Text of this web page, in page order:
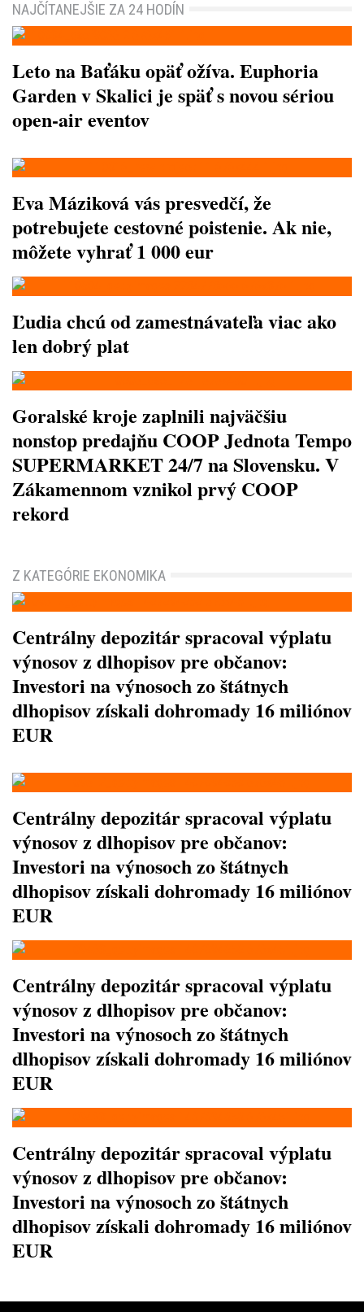
NAJČÍTANEJŠIE ZA 24 HODÍN
Leto na Baťáku opäť ožíva. Euphoria
Garden v Skalici je späť s novou sériou
open-air eventov
Eva Máziková vás presvedčí, že
potrebujete cestovné poistenie. Ak nie,
môžete vyhrať 1 000 eur
Ľudia chcú od zamestnávateľa viac ako
len dobrý plat
Goralské kroje zaplnili najväčšiu
nonstop predajňu COOP Jednota Tempo
SUPERMARKET 24/7 na Slovensku. V
Zákamennom vznikol prvý COOP
rekord
Z KATEGÓRIE EKONOMIKA
Centrálny depozitár spracoval výplatu
výnosov z dlhopisov pre občanov:
Investori na výnosoch zo štátnych
dlhopisov získali dohromady 16 miliónov
EUR
Centrálny depozitár spracoval výplatu
výnosov z dlhopisov pre občanov:
Investori na výnosoch zo štátnych
dlhopisov získali dohromady 16 miliónov
EUR
Centrálny depozitár spracoval výplatu
výnosov z dlhopisov pre občanov:
Investori na výnosoch zo štátnych
dlhopisov získali dohromady 16 miliónov
EUR
Centrálny depozitár spracoval výplatu
výnosov z dlhopisov pre občanov:
Investori na výnosoch zo štátnych
dlhopisov získali dohromady 16 miliónov
EUR